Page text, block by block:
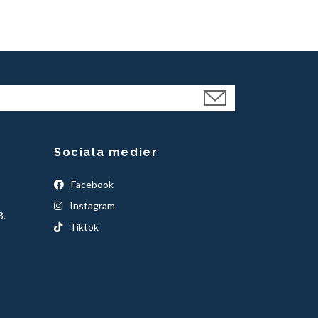
Sociala medier
Facebook
Instagram
Tiktok